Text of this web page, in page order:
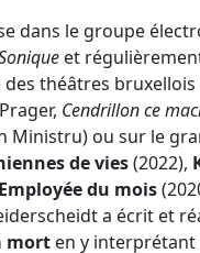
dans le groupe
et
des théâtres bruxellois
Cendrillon ce
Ministru) ou sur le
de vies(2022),
du mois
a écrit et
mort en y interprétant